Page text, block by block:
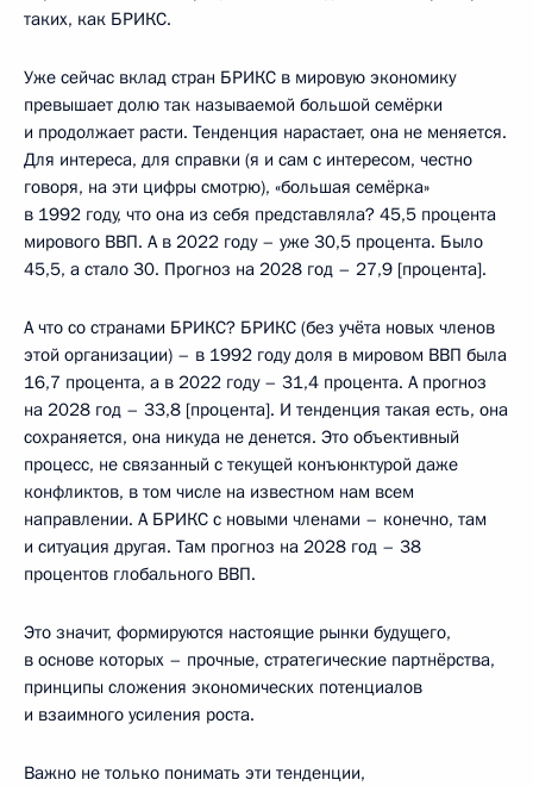
таких, как БРИКС.
Уже сейчас вклад стран БРИКС в мировую экономику
превышает долю так называемой большой семёрки
и продолжает расти. Тенденция нарастает, она не меняется.
Для интереса, для справки (я и сам с интересом, честно
говоря, на эти цифры смотрю), «большая семёрка»
в 1992 году, что она из себя представляла? 45,5 процента
мирового ВВП. А в 2022 году – уже 30,5 процента. Было
45,5, а стало 30. Прогноз на 2028 год – 27,9 [процента].
А что со странами БРИКС? БРИКС (без учёта новых членов
этой организации) – в 1992 году доля в мировом ВВП была
16,7 процента, а в 2022 году – 31,4 процента. А прогноз
на 2028 год – 33,8 [процента]. И тенденция такая есть, она
сохраняется, она никуда не денется. Это объективный
процесс, не связанный с текущей конъюнктурой даже
конфликтов, в том числе на известном нам всем
направлении. А БРИКС с новыми членами – конечно, там
и ситуация другая. Там прогноз на 2028 год – 38
процентов глобального ВВП.
Это значит, формируются настоящие рынки будущего,
в основе которых – прочные, стратегические партнёрства,
принципы сложения экономических потенциалов
и взаимного усиления роста.
Важно не только понимать эти тенденции,